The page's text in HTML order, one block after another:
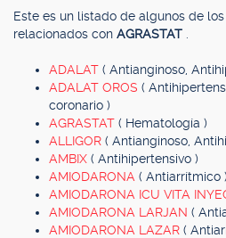
Este es un listado de algunos de
relacionados con AGRASTAT
ADALAT ( Antianginoso,
ADALAT OROS (
coronario )
AGRASTAT ( Hematología )
ALLIGOR ( Antianginoso,
AMBIX ( Antihipertensivo )
AMIODARONA ( Antiarrítmico
AMIODARONA ICU VITA
AMIODARONA LARJAN (
AMIODARONA LAZAR (